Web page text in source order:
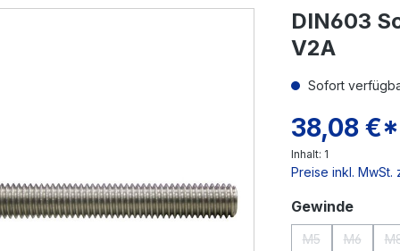
DIN603
V2A
Sofort
38,08 €*
Inhalt: 1
Preise inkl. MwSt.
Gewinde
M5 M6